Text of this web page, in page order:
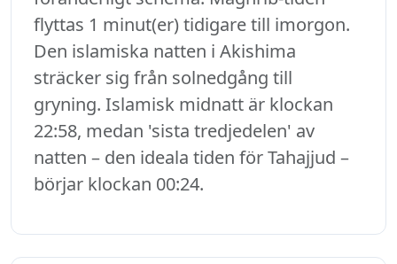
flyttas 1 minut(er) tidigare till imorgon.
Den islamiska natten i Akishima
sträcker sig från solnedgång till
gryning. Islamisk midnatt är klockan
22:58, medan 'sista tredjedelen' av
natten – den ideala tiden för Tahajjud –
börjar klockan 00:24.